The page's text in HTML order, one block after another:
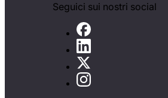
Seguici sui nostri social